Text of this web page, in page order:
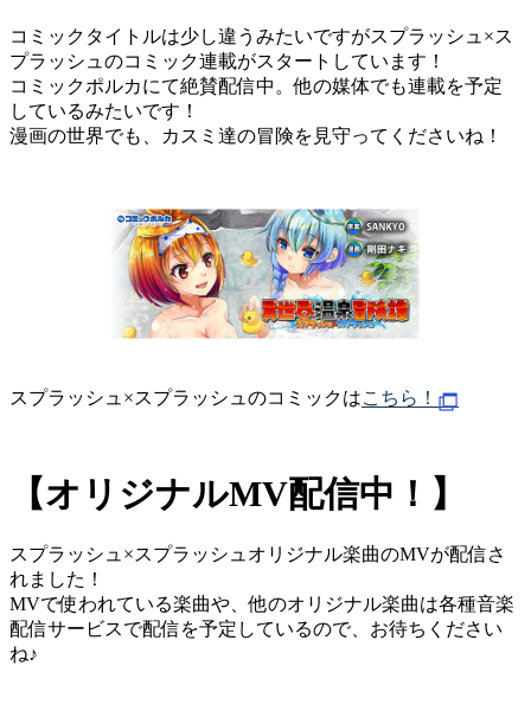
コミックタイトルは少し違うみたいですがスプラッシュ×ス
プラッシュのコミック連載がスタートしています！
コミックポルカにて絶賛配信中。他の媒体でも連載を予定
しているみたいです！
漫画の世界でも、カスミ達の冒険を見守ってくださいね！
スプラッシュ×スプラッシュのコミックはこちら！
【オリジナルMV配信中！】
スプラッシュ×スプラッシュオリジナル楽曲のMVが配信さ
れました！
MVで使われている楽曲や、他のオリジナル楽曲は各種音楽
配信サービスで配信を予定しているので、お待ちください
ね♪